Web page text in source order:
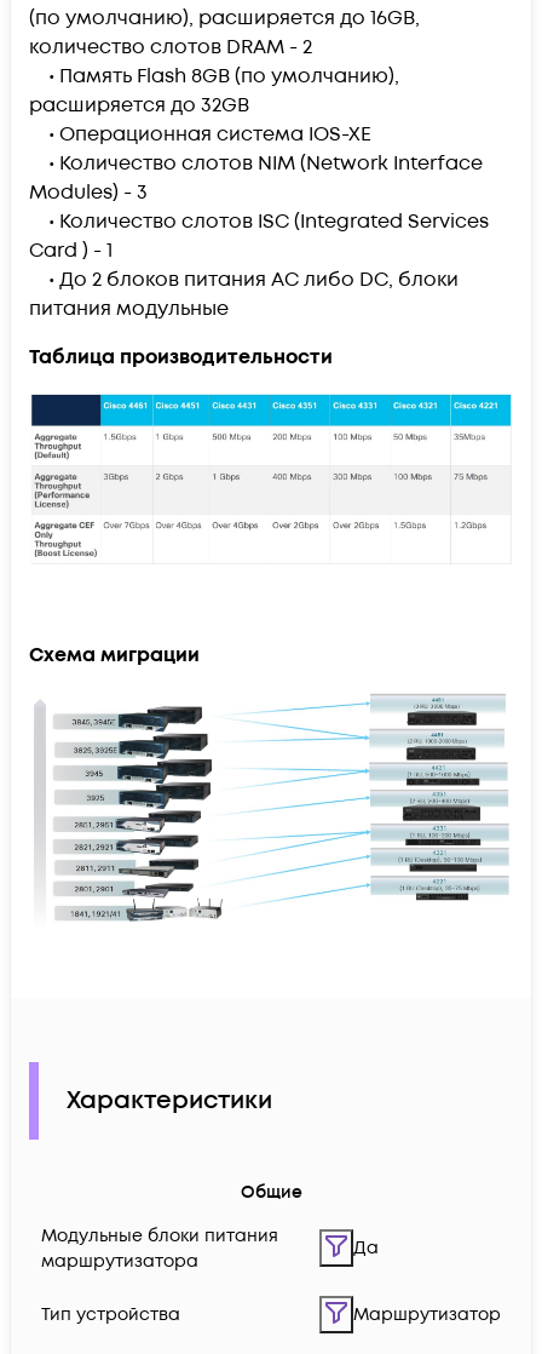
(по умолчанию), расширяется до 16GB,
количество слотов DRAM - 2
• Память Flash 8GB (по умолчанию),
расширяется до 32GB
• Операционная система IOS-XE
• Количество слотов NIM (Network Interface
Modules) - 3
• Количество слотов ISC (Integrated Services
Card ) - 1
• До 2 блоков питания AC либо DC, блоки
питания модульные
Таблица производительности
Схема миграции
Характеристики
Общие
Модульные блоки питания
маршрутизатора
Да
Тип устройства Маршрутизатор